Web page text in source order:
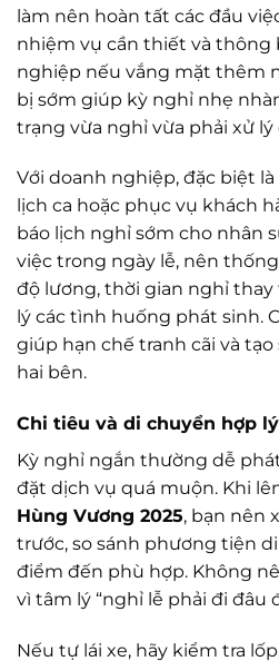
làm nên hoàn tất các đầu
nhiệm vụ cần thiết và thông
nghiệp nếu vắng mặt thêm
bị sớm giúp kỳ nghỉ nhẹ
trạng vừa nghỉ vừa phải xử lý
Với doanh nghiệp, đặc biệt
lịch ca hoặc phục vụ khách
báo lịch nghỉ sớm cho nhân
việc trong ngày lễ, nên
độ lương, thời gian nghỉ thay
lý các tình huống phát sinh.
giúp hạn chế tranh cãi và
hai bên.
Chi tiêu và di chuyển hợp lý
Kỳ nghỉ ngắn thường dễ
đặt dịch vụ quá muộn. Khi
Hùng Vương 2025, bạn nên
trước, so sánh phương tiện
điểm đến phù hợp. Không
vì tâm lý “nghỉ lễ phải đi đâu
Nếu tự lái xe, hãy kiểm tra